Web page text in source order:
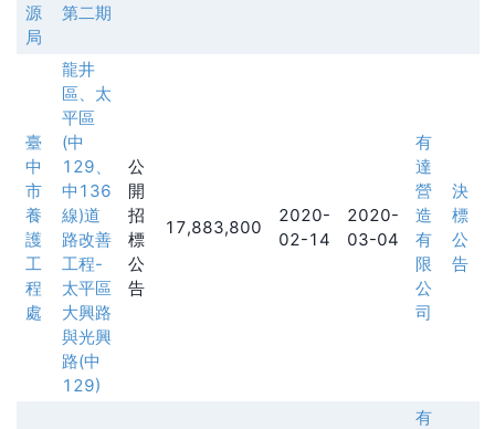
源
局
第二期
臺
中
市
養
護
工
程
處
龍井
區、太
平區
(中
129、
中136
線)道
路改善
工程-
太平區
大興路
與光興
路(中
129)
公
開
招
標
公
告
17,883,800
2020-
02-14
2020-
03-04
有
達
營
造
有
限
公
司
決
標
公
告
有